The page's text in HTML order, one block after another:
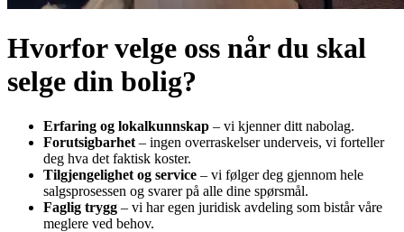
Hvorfor velge oss når du skal
selge din bolig?
Erfaring og lokalkunnskap – vi kjenner ditt nabolag.
Forutsigbarhet – ingen overraskelser underveis, vi forteller
deg hva det faktisk koster.
Tilgjengelighet og service – vi følger deg gjennom hele
salgsprosessen og svarer på alle dine spørsmål.
Faglig trygg – vi har egen juridisk avdeling som bistår våre
meglere ved behov.